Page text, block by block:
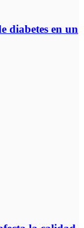
diabetes en un